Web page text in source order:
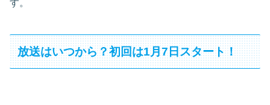
す。
放送はいつから？初回は1月7日スタート！